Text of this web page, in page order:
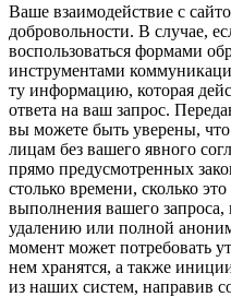
Ваше взаимодействие с
добровольности. В случае,
воспользоваться формами
инструментами
ту информацию, которая
ответа на ваш запрос.
вы можете быть уверены,
лицам без вашего явного
прямо предусмотренных
столько времени, сколько
выполнения вашего запроса,
удалению или полной
момент может потребовать
нем хранятся, а также
из наших систем, направив